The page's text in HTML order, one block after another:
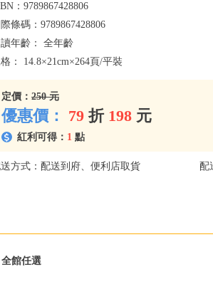
： 9789867428806
條碼： 9789867428806
年齡： 全年齡
： 14.8×21cm×264頁/平裝
定價： 250 元
優惠價： 79 折 198 元
紅利可得： 1 點
方式：配送到府、便利店取貨 配
館任選